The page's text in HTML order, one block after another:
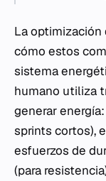
La
cómo estos
sistema
humano utiliza
generar
sprints cortos),
esfuerzos de
(para